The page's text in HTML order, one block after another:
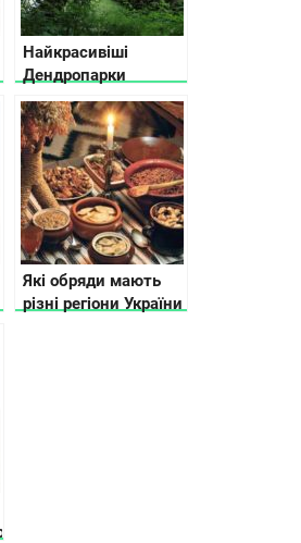
Найкрасивіші
Дендропарки
України
Які обряди мають
різні регіони України